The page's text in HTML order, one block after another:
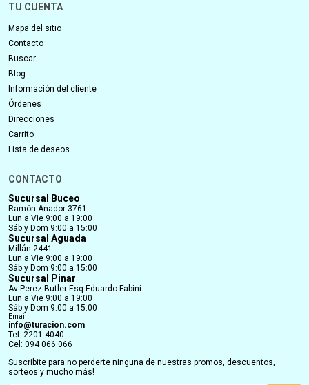
TU CUENTA
Mapa del sitio
Contacto
Buscar
Blog
Información del cliente
Órdenes
Direcciones
Carrito
Lista de deseos
CONTACTO
Sucursal Buceo
Ramón Anador 3761
Lun a Vie 9:00 a 19:00
Sáb y Dom 9:00 a 15:00
Sucursal Aguada
Millán 2441
Lun a Vie 9:00 a 19:00
Sáb y Dom 9:00 a 15:00
Sucursal Pinar
Av Perez Butler Esq Eduardo Fabini
Lun a Vie 9:00 a 19:00
Sáb y Dom 9:00 a 15:00
Email
info@turacion.com
Tel: 2201 4040
Cel: 094 066 066
Suscribite para no perderte ninguna de nuestras promos, descuentos,
sorteos y mucho más!